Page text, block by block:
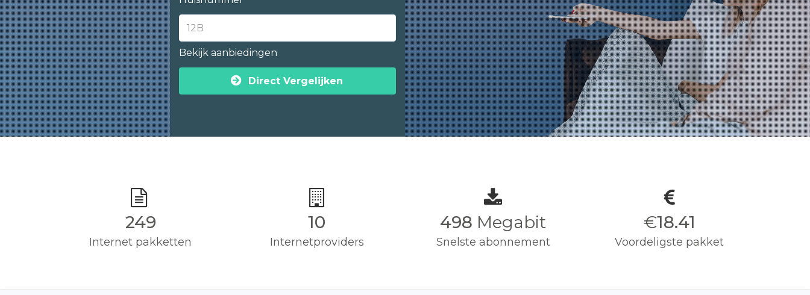
Bekijk aanbiedingen
Direct Vergelijken
250
Internet pakketten
10
Internetproviders
500 Megabit
Snelste abonnement
€18.50
Voordeligste pakket